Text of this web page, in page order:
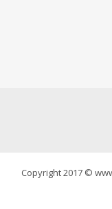
Copyright 2017 ©